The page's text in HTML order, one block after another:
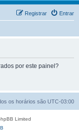
Entrar
Registrar
por este painel?
os horários são UTC-03:00
Limited